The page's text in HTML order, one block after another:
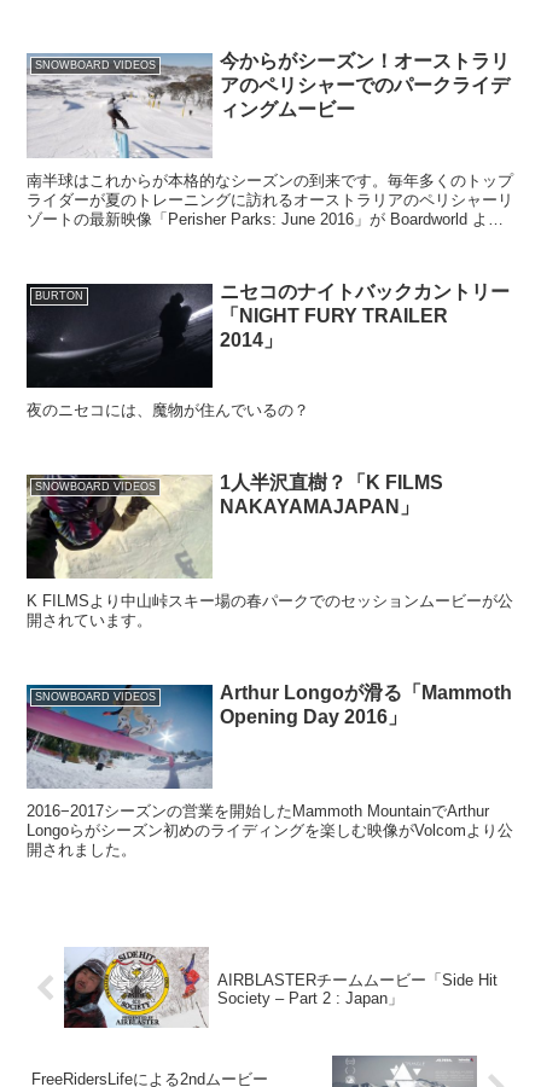
SNOWBOARD VIDEOS
今からがシーズン！オーストラリ
アのペリシャーでのパークライデ
ィングムービー
南半球はこれからが本格的なシーズンの到来です。毎年多くのトップ
ライダーが夏のトレーニングに訪れるオーストラリアのペリシャーリ
ゾートの最新映像「Perisher Parks: June 2016」が Boardworld より
BURTON
ニセコのナイトバックカントリー
「NIGHT FURY TRAILER
2014」
夜のニセコには、魔物が住んでいるの？
SNOWBOARD VIDEOS
1人半沢直樹？「K FILMS
NAKAYAMAJAPAN」
K FILMSより中山峠スキー場の春パークでのセッションムービーが公
開されています。
SNOWBOARD VIDEOS
Arthur Longoが滑る「Mammoth
Opening Day 2016」
2016−2017シーズンの営業を開始したMammoth MountainでArthur
Longoらがシーズン初めのライディングを楽しむ映像がVolcomより公
開されました。
AIRBLASTERチームムービー「Side Hit
Society – Part 2 : Japan」
FreeRidersLifeによる2ndムービー